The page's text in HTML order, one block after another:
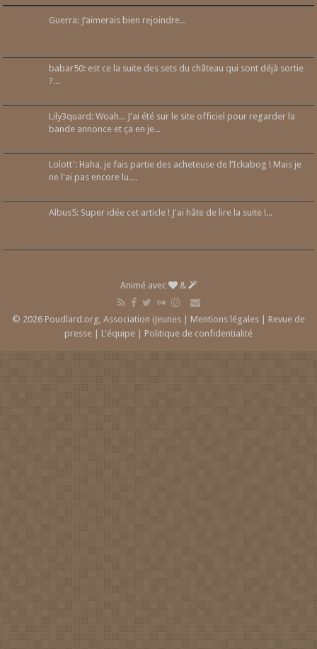
Guerra: J’aimerais bien rejoindre...
babar50: est ce la suite des sets du château qui sont déjà sortie
?...
Lily3quard: Woah... J'ai été sur le site officiel pour regarder la
bande annonce et ça en je...
Lolott': Haha, je fais partie des acheteuse de l’Ickabog ! Mais je
ne l'ai pas encore lu....
Albus5: Super idée cet article ! J'ai hâte de lire la suite !...
Animé avec &
© 2026 Poudlard.org, Association iJeunes | Mentions légales | Revue de
presse | L'équipe | Politique de confidentialité